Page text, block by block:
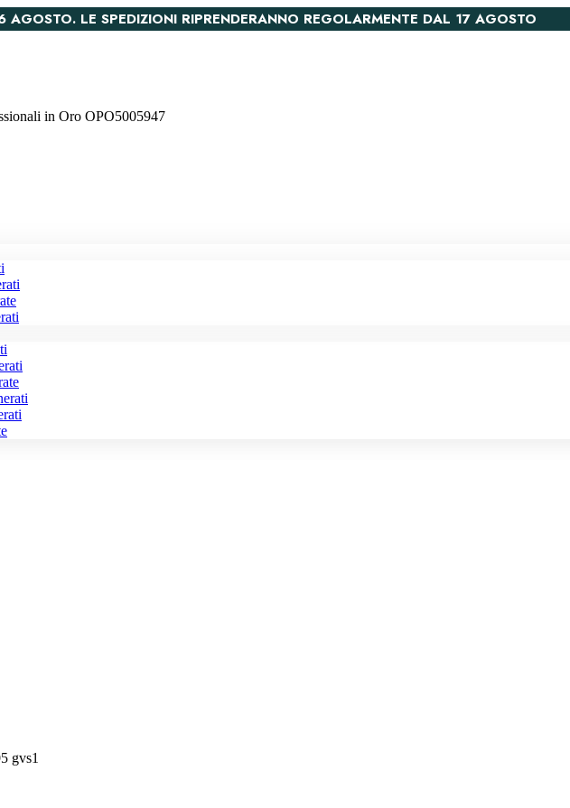
AGOSTO. LE SPEDIZIONI RIPRENDERANNO REGOLARMENTE DAL 17 AGOSTO
in Oro OPO5005947
gvs1